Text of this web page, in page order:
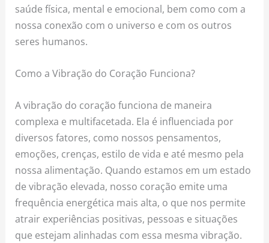
saúde física, mental e emocional, bem como com a
nossa conexão com o universo e com os outros
seres humanos.
Como a Vibração do Coração Funciona?
A vibração do coração funciona de maneira
complexa e multifacetada. Ela é influenciada por
diversos fatores, como nossos pensamentos,
emoções, crenças, estilo de vida e até mesmo pela
nossa alimentação. Quando estamos em um estado
de vibração elevada, nosso coração emite uma
frequência energética mais alta, o que nos permite
atrair experiências positivas, pessoas e situações
que estejam alinhadas com essa mesma vibração.